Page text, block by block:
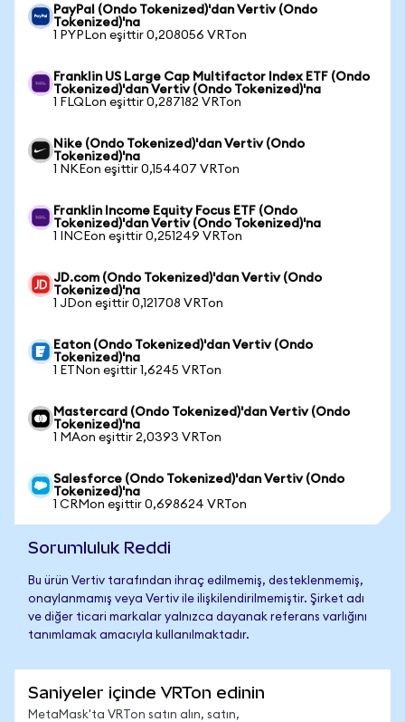
PayPal (Ondo Tokenized)'dan Vertiv (Ondo
Tokenized)'na
1 PYPLon eşittir 0,208056 VRTon
Franklin US Large Cap Multifactor Index ETF (Ondo
Tokenized)'dan Vertiv (Ondo Tokenized)'na
1 FLQLon eşittir 0,287182 VRTon
Nike (Ondo Tokenized)'dan Vertiv (Ondo
Tokenized)'na
1 NKEon eşittir 0,154407 VRTon
Franklin Income Equity Focus ETF (Ondo
Tokenized)'dan Vertiv (Ondo Tokenized)'na
1 INCEon eşittir 0,251249 VRTon
JD.com (Ondo Tokenized)'dan Vertiv (Ondo
Tokenized)'na
1 JDon eşittir 0,121708 VRTon
Eaton (Ondo Tokenized)'dan Vertiv (Ondo
Tokenized)'na
1 ETNon eşittir 1,6245 VRTon
Mastercard (Ondo Tokenized)'dan Vertiv (Ondo
Tokenized)'na
1 MAon eşittir 2,0393 VRTon
Salesforce (Ondo Tokenized)'dan Vertiv (Ondo
Tokenized)'na
1 CRMon eşittir 0,698624 VRTon
Sorumluluk Reddi
Bu ürün Vertiv tarafından ihraç edilmemiş, desteklenmemiş,
onaylanmamış veya Vertiv ile ilişkilendirilmemiştir. Şirket adı
ve diğer ticari markalar yalnızca dayanak referans varlığını
tanımlamak amacıyla kullanılmaktadır.
Saniyeler içinde VRTon edinin
MetaMask'ta VRTon satın alın, satın,